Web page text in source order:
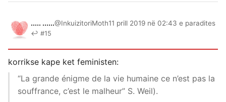
..... ......@InkuizitoriMoth11 prill 2019 në 02:43 e paradites
↩ #15
korrikse kape ket feministen:
“La grande énigme de la vie humaine ce n’est pas la
souffrance, c’est le malheur” S. Weil).